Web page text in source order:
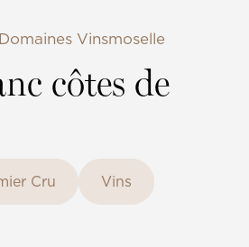
Vinsmoselle
côtes de
Cru Vins